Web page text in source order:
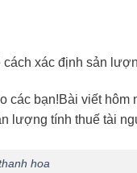
xác định sản
hoa